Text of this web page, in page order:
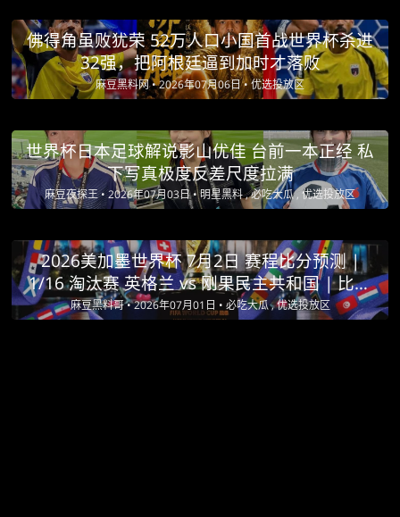
佛得角虽败犹荣 52万人口小国首战世界杯杀进
32强，把阿根廷逼到加时才落败
麻豆黑料网 •2026年07月06日 •优选投放区
世界杯日本足球解说影山优佳 台前一本正经 私
下写真极度反差尺度拉满
麻豆夜探王 •2026年07月03日 •明星黑料 , 必吃大瓜 , 优选投放区
2026美加墨世界杯 7月2日 赛程比分预测 |
1/16 淘汰赛 英格兰 vs 刚果民主共和国 | 比利
时 vs 塞内加尔 | 美国 vs 波黑
麻豆黑料哥 •2026年07月01日 • 必吃大瓜 , 优选投放区